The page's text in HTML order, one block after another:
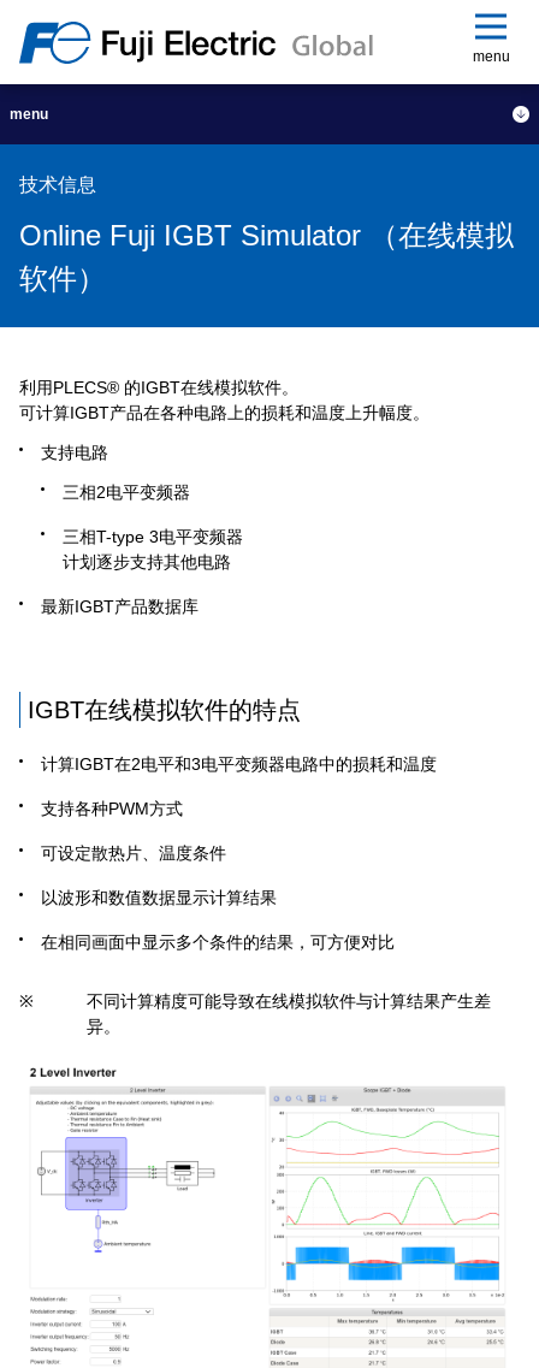
menu
menu
技术信息
Online Fuji IGBT Simulator （在线模拟
软件）
利用PLECS® 的IGBT在线模拟软件。
可计算IGBT产品在各种电路上的损耗和温度上升幅度。
支持电路
三相2电平变频器
三相T-type 3电平变频器
计划逐步支持其他电路
最新IGBT产品数据库
IGBT在线模拟软件的特点
计算IGBT在2电平和3电平变频器电路中的损耗和温度
支持各种PWM方式
可设定散热片、温度条件
以波形和数值数据显示计算结果
在相同画面中显示多个条件的结果，可方便对比
※
不同计算精度可能导致在线模拟软件与计算结果产生差
异。